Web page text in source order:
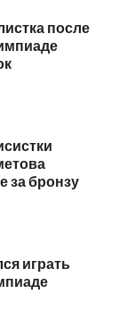
после
за бронзу
играть